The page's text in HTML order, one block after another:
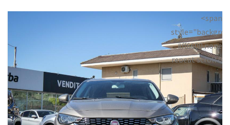
<span
#ff6600 none
repeat scroll 0